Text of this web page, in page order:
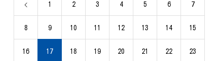
1 2 3 4 5 6 7
8 9 10 11 12 13 14 15
16 17 18 19 20 21 22 23